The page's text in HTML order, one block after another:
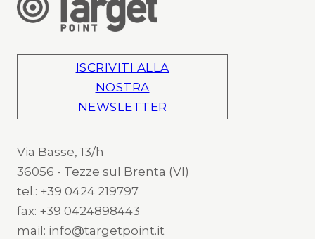
ISCRIVITI ALLA
NOSTRA
NEWSLETTER
Via Basse, 13/h
36056 - Tezze sul Brenta (VI)
tel.: +39 0424 219797
fax: +39 0424898443
mail: info@targetpoint.it